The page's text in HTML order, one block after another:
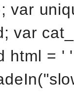
var
var
html = '